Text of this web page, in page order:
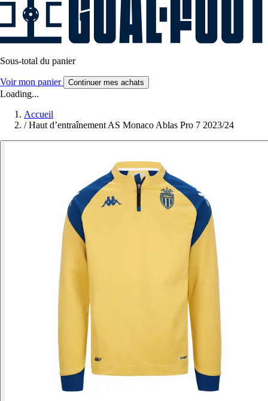
Sous-total du panier
Voir mon panier Continuer mes achats
Loading...
Accueil
/ Haut d’entraînement AS Monaco Ablas Pro 7 2023/24